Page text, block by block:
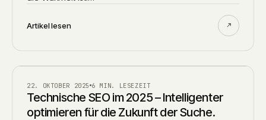
Artikel lesen
BLOG
22. OKTOBER 2025 6 MIN. LESEZEIT
Technische SEO im 2025 – Intelligenter
optimieren für die Zukunft der Suche.